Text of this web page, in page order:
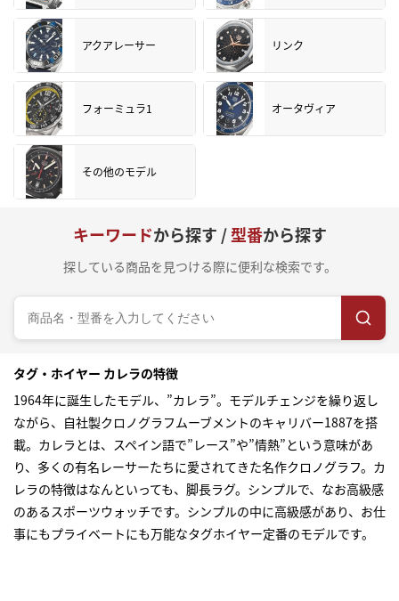
アクアレーサー リンク
フォーミュラ1 オータヴィア
その他のモデル
キーワードから探す /型番から探す
探している商品を見つける際に便利な検索です。
タグ・ホイヤー カレラの特徴
1964年に誕生したモデル、”カレラ”。モデルチェンジを繰り返し
ながら、自社製クロノグラフムーブメントのキャリバー1887を搭
載。カレラとは、スペイン語で”レース”や”情熱”という意味があ
り、多くの有名レーサーたちに愛されてきた名作クロノグラフ。カ
レラの特徴はなんといっても、脚長ラグ。シンプルで、なお高級感
のあるスポーツウォッチです。シンプルの中に高級感があり、お仕
事にもプライベートにも万能なタグホイヤー定番のモデルです。